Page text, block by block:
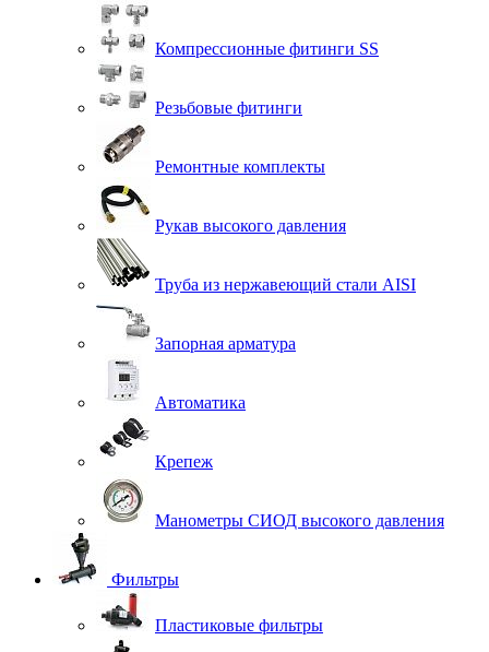
Компрессионные фитинги SS
Резьбовые фитинги
Ремонтные комплекты
Рукав высокого давления
Труба из нержавеющий стали AISI
Запорная арматура
Автоматика
Крепеж
Манометры СИОД высокого давления
Фильтры
Пластиковые фильтры